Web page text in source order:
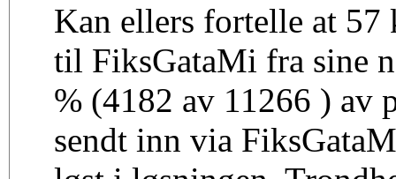
Kan ellers fortelle at 57
til FiksGataMi fra sine
% (4182 av 11266 ) av
sendt inn via